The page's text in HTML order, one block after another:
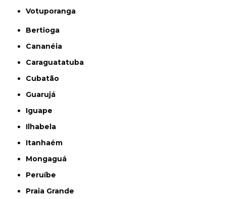
Votuporanga
Bertioga
Cananéia
Caraguatatuba
Cubatão
Guarujá
Iguape
Ilhabela
Itanhaém
Mongaguá
Peruíbe
Praia Grande